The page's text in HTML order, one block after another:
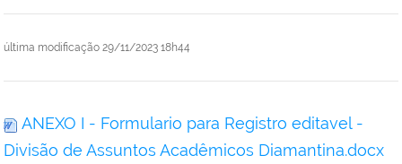
última modificação 29/11/2023 18h44
ANEXO I - Formulario para Registro editavel -
Divisão de Assuntos Acadêmicos Diamantina.docx